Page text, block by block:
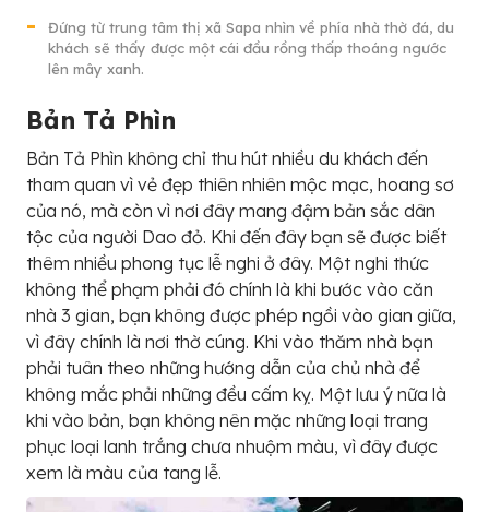
Đứng từ trung tâm thị xã Sapa nhìn về phía nhà thờ đá, du
khách sẽ thấy được một cái đầu rồng thấp thoáng ngước
lên mây xanh.
Bản Tả Phìn
Bản Tả Phìn không chỉ thu hút nhiều du khách đến
tham quan vì vẻ đẹp thiên nhiên mộc mạc, hoang sơ
của nó, mà còn vì nơi đây mang đậm bản sắc dân
tộc của người Dao đỏ. Khi đến đây bạn sẽ được biết
thêm nhiều phong tục lễ nghi ở đây. Một nghi thức
không thể phạm phải đó chính là khi bước vào căn
nhà 3 gian, bạn không được phép ngồi vào gian giữa,
vì đây chính là nơi thờ cúng. Khi vào thăm nhà bạn
phải tuân theo những hướng dẫn của chủ nhà để
không mắc phải những đều cấm kỵ. Một lưu ý nữa là
khi vào bản, bạn không nên mặc những loại trang
phục loại lanh trắng chưa nhuộm màu, vì đây được
xem là màu của tang lễ.